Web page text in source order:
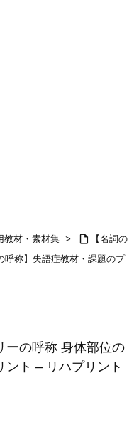
教材・素材集 > 
【名詞の
呼称】失語症教材・課題のプ
ーの呼称 身体部位の
ト – リハプリント